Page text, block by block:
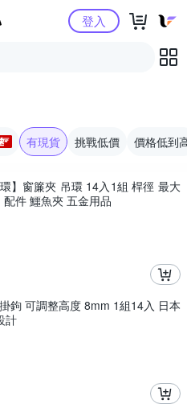
Yahoo購物中心登入
有現貨 挑戰低價 價格低到
環】窗簾夾 吊環 14入1組 桿徑 最大
件 鱷魚夾 五金用品
鉤 可調整高度 8mm 1組14入 日本
計